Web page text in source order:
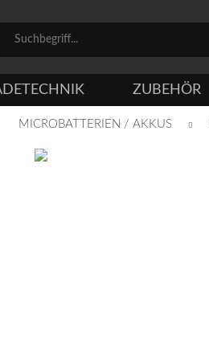
ZUBEHÖR
MICROBATTERIEN / AKKUS